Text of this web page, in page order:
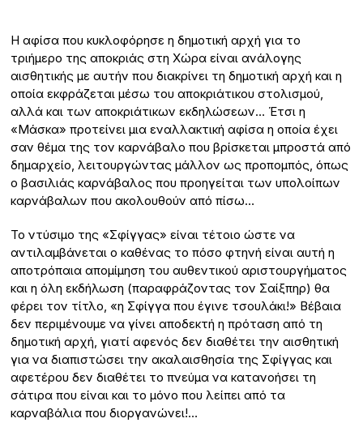
Η αφίσα που κυκλοφόρησε η δημοτική αρχή για το
τριήμερο της αποκριάς στη Χώρα είναι ανάλογης
αισθητικής με αυτήν που διακρίνει τη δημοτική αρχή και η
οποία εκφράζεται μέσω του αποκριάτικου στολισμού,
αλλά και των αποκριάτικων εκδηλώσεων… Έτσι η
«Μάσκα» προτείνει μια εναλλακτική αφίσα η οποία έχει
σαν θέμα της τον καρνάβαλο που βρίσκεται μπροστά από
δημαρχείο, λειτουργώντας μάλλον ως προπομπός, όπως
ο βασιλιάς καρνάβαλος που προηγείται των υπολοίπων
καρνάβαλων που ακολουθούν από πίσω…
Το ντύσιμο της «Σφίγγας» είναι τέτοιο ώστε να
αντιλαμβάνεται ο καθένας το πόσο φτηνή είναι αυτή η
αποτρόπαια απομίμηση του αυθεντικού αριστουργήματος
και η όλη εκδήλωση (παραφράζοντας τον Σαίξπηρ) θα
φέρει τον τίτλο, «η Σφίγγα που έγινε τσουλάκι!» Βέβαια
δεν περιμένουμε να γίνει αποδεκτή η πρόταση από τη
δημοτική αρχή, γιατί αφενός δεν διαθέτει την αισθητική
για να διαπιστώσει την ακαλαισθησία της Σφίγγας και
αφετέρου δεν διαθέτει το πνεύμα να κατανοήσει τη
σάτιρα που είναι και το μόνο που λείπει από τα
καρναβάλια που διοργανώνει!…